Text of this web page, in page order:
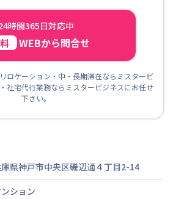
時間365日対応中
WEBから問合せ
ロケーション・中・長期滞在ならミスタービ
社宅代行業務ならミスタービジネスにお任せ
下さい。
県神戸市中央区磯辺通４丁目2-14
ション